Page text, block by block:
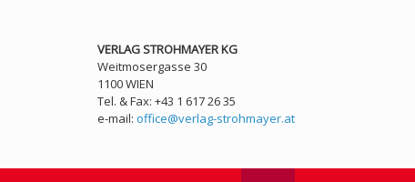
VERLAG STROHMAYER KG
Weitmosergasse 30
1100 WIEN
Tel. & Fax: +43 1 617 26 35
e-mail: office@verlag-strohmayer.at